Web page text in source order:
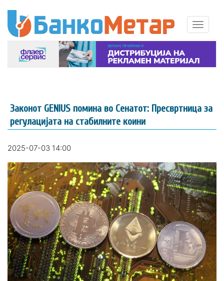
Законот GENIUS помина во Сенатот: Пресвртница за
регулацијата на стабилните коини
2025-07-03 14:00